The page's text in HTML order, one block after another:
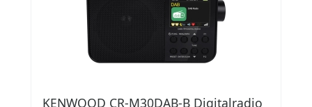
KENWOOD CR-M30DAB-B Digitalradio